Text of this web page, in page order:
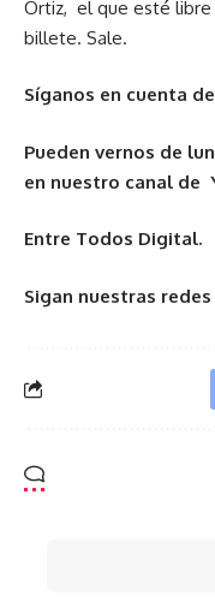
Ortiz, el que esté
billete. Sale.
Síganos en cuenta
Pueden vernos de
en nuestro canal de
Entre Todos Digital.
Sigan nuestras